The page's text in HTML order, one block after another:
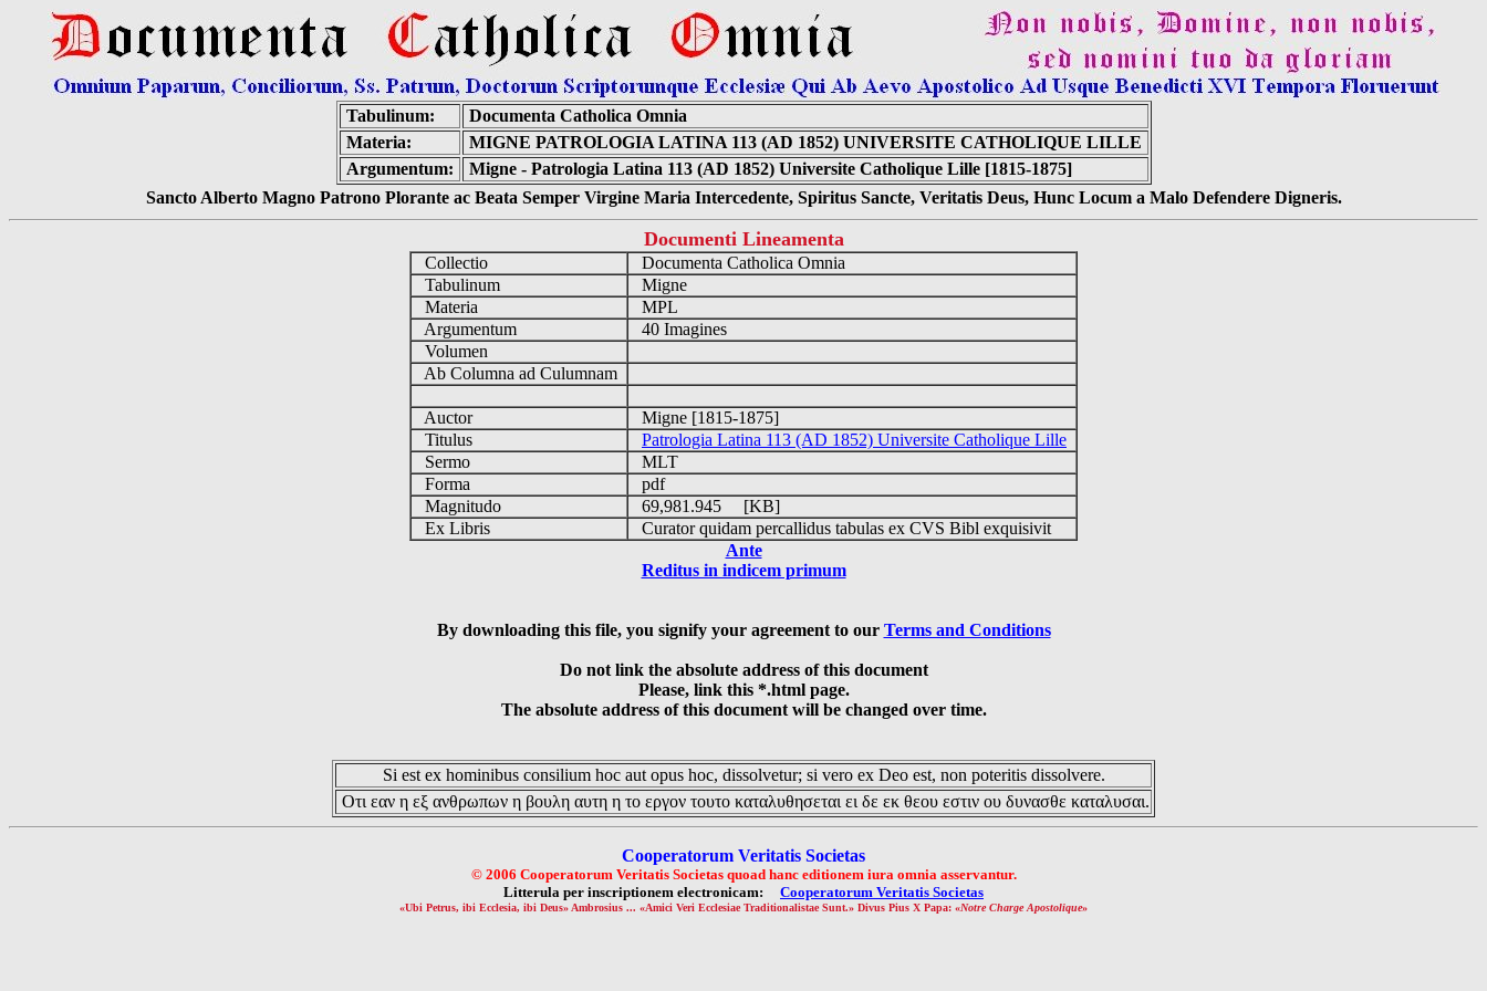
Tabulinum:
Documenta Catholica Omnia
Materia:
MIGNE PATROLOGIA LATINA 113 (AD 1852) UNIVERSITE CATHOLIQUE LILLE
Argumentum:
Migne - Patrologia Latina 113 (AD 1852) Universite Catholique Lille [1815-1875]
Sancto Alberto Magno Patrono Plorante ac Beata Semper Virgine Maria Intercedente, Spiritus Sancte, Veritatis Deus, Hunc Locum a Malo Defendere Digneris.
Documenti Lineamenta
Collectio
Documenta Catholica Omnia
Tabulinum
Migne
Materia
MPL
Argumentum
40 Imagines
Volumen
Ab Columna ad Culumnam
Auctor
Migne [1815-1875]
Titulus
Patrologia Latina 113 (AD 1852) Universite Catholique Lille
Sermo
MLT
Forma
pdf
Magnitudo
69,981.945 [KB]
Ex Libris
Curator quidam percallidus tabulas ex CVS Bibl exquisivit
Ante
Reditus in indicem primum
By downloading this file, you signify your agreement to our Terms and Conditions
Do not link the absolute address of this document
Please, link this *.html page.
The absolute address of this document will be changed over time.
Si est ex hominibus consilium hoc aut opus hoc, dissolvetur; si vero ex Deo est, non poteritis dissolvere.
Οτι εαν η εξ ανθρωπων η βουλη αυτη η το εργον τουτο καταλυθησεται ει δε εκ θεου εστιν ου δυνασθε καταλυσαι.
Cooperatorum Veritatis Societas
© 2006 Cooperatorum Veritatis Societas quoad hanc editionem iura omnia asservantur.
Litterula per inscriptionem electronicam: Cooperatorum Veritatis Societas
«Ubi Petrus, ibi Ecclesia, ibi Deus» Ambrosius ... «Amici Veri Ecclesiae Traditionalistae Sunt.» Divus Pius X Papa: «Notre Charge Apostolique»